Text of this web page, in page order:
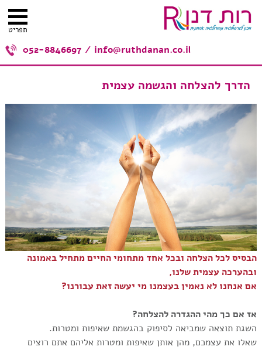
info@ruthdanan.co.il
/
052-8846697
הדרך להצלחה והגשמה עצמית
הבסיס לכל הצלחה ובכל אחד מתחומי החיים מתחיל באמונה
ובהערכה עצמית שלנו,
אם אנחנו לא נאמין בעצמנו מי יעשה זאת עבורנו?
אז אם כך מהי ההגדרה להצלחה?
השגת תוצאה שמביאה לסיפוק בהגשמת שאיפות ומטרות.
שאלו את עצמכם, מהן אותן שאיפות ומטרות אליהם אתם רוצים
תפריט